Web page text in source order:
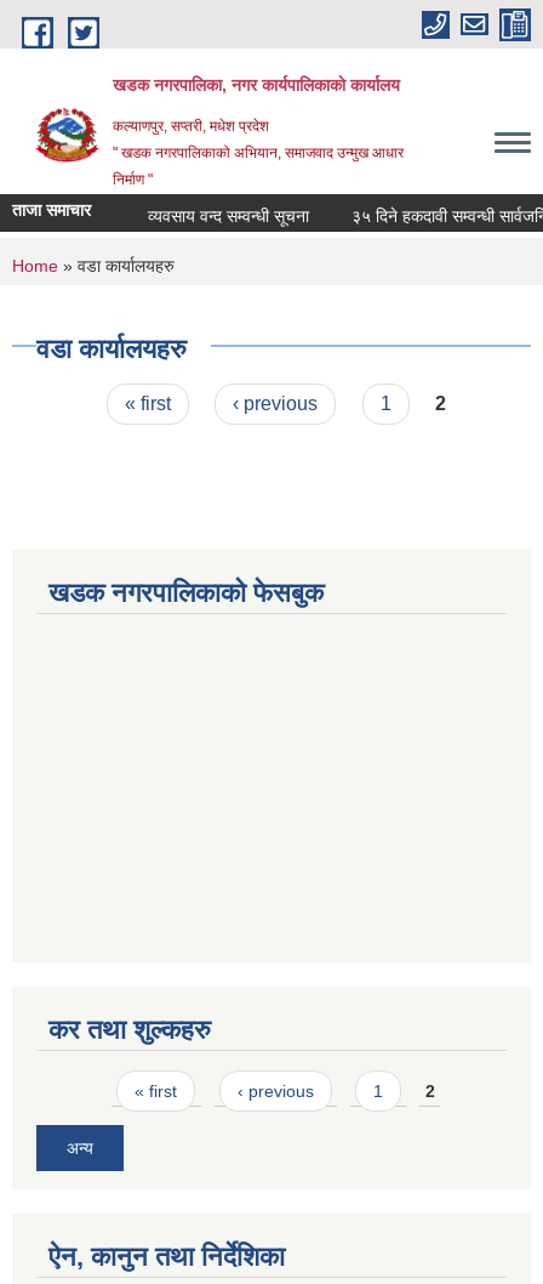
Skip to main content
खडक नगरपालिका, नगर कार्यपालिकाकाे कार्यालय
कल्याणपुर, सप्तरी, मधेश प्रदेश
" खडक नगरपालिकाको अभियान, समाजवाद उन्मुख आधार
निर्माण "
ताजा समाचार व्यवसाय वन्द सम्वन्धी सूचना ३५ दिने हकदावी सम्वन्धी
You are here
Home » वडा कार्यालयहरु
वडा कार्यालयहरु
Pages« first ‹ previous 1 2
खडक नगरपालिकाको फेसबुक
कर तथा शुल्कहरु
Pages« first ‹ previous 1 2
अन्य
ऐन, कानुन तथा निर्देशिका